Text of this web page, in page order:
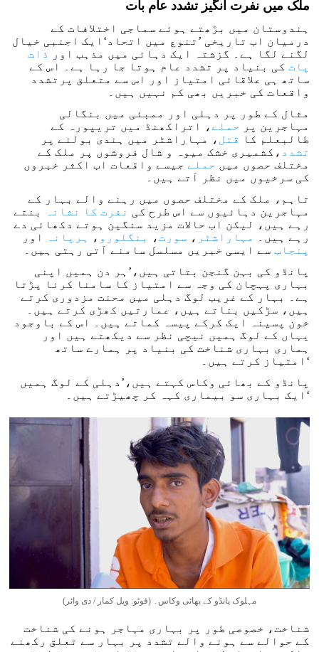
ملک میں نفرت انگیز تشدد عام بات
ہندوستان میں بڑھتے ہوئے سماجی اختلافات کے
درمیان اب تاریخی ’تنوع میں اتحاد‘ایک اجنبی خیال
لگنے لگا ہے۔ گزشتہ ایک دہائی میں مذہب اور
ذات
پات کی بنیاد پر تشدد عام ہوتا جا رہا ہے۔ اس کے
ساتھ ہی علاقائی امتیاز اور اس سے متعلق پرتشدد
واقعات کی خبریں بھی کم نہیں ہیں۔
مثال کے طور پر دہلی اور ممبئی میں بنگالی
مہاجرین پر حملے ، اتراکھنڈ میں تریپورہ کے
طالبعلم کا
قتل ، مہاراشٹر میں ہندی بولنے پر
تشدد ،کشمیری خشک میوہ و شال فروشوں پر ملک کے
مختلف حصوں میں حملے جیسے واقعات اب اکثر خبروں
کی سرخیوں میں نظر آتے ہیں۔
تاہم، ملک کے مختلف حصوں میں رہنے والے بہار کے
مہاجرین دہائیوں سے اس طرح کی نفرت کا نشانہ
بنتے
رہے ہیں، لیکن اب حالات مزید سنگین ہوتے دکھائی دے
رہے ہیں۔
مہاراشٹر ، سورت، بنگلورو ، ہریانہ
اور
پنجاب سے ایسی خبریں مسلسل سامنے آتی رہتی ہیں۔
پانڈو کی بہن گنجن بتاتی ہیں،’ہر دن ہمیں اپنی
بہاری پہچان کی وجہ سے امتیاز کا سامنا کرنا پڑتا
ہے۔ بہار کے غریب لوگ دہلی میں محنت مزدوری کرتے
ہیں، سڑکیں بناتے ہیں، عمارتیں کھڑی کرتے ہیں۔
خون پسینہ ایک کرکے پیسہ کماتے ہیں۔ اس کے باوجود
یہاں کے لوگ ہمیں نیچی نظر سے دیکھتے ہیں اور
ہماری بہاری شناخت کی بنیاد پر ہمارے ساتھ
امتیاز کرتے ہیں۔‘
پانڈو کے بھائی وکاس کہتے ہیں،’دہلی کے لوگ ہمیں
ایک بہاری سو بیماری کہہ کر چھیڑتے ہیں۔‘
مہلوک پانڈو کے بھائی وکاس۔ (فوٹو: وپل کمار / دی وائر)
شناخت، خصوصی طور پر بہاری مہاجر ہونے کی شناخت
کے حوالے سے ہونے والے تشدد پر بہار سے تعلق رکھنے